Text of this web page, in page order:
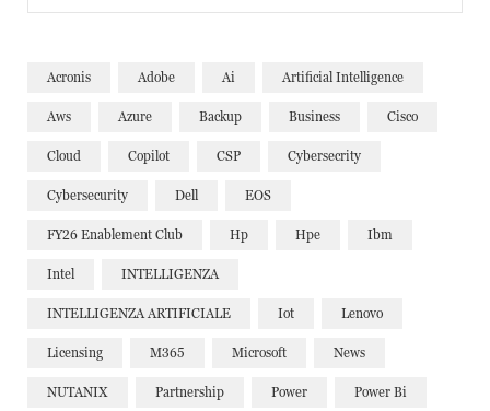
for:
Acronis Adobe Ai Artificial Intelligence
Aws Azure Backup Business Cisco
Cloud Copilot CSP Cybersecrity
Cybersecurity Dell EOS
FY26 Enablement Club Hp Hpe Ibm
Intel INTELLIGENZA
INTELLIGENZA ARTIFICIALE Iot Lenovo
Licensing M365 Microsoft News
NUTANIX Partnership Power Power Bi